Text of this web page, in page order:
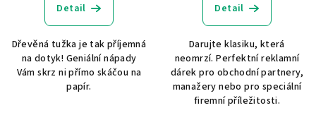
Detail
Dřevěná tužka je tak příjemná
na dotyk! Geniální nápady
Vám skrz ni přímo skáčou na
papír.
Detail
Darujte klasiku, která
neomrzí. Perfektní reklamní
dárek pro obchodní partnery,
manažery nebo pro speciální
firemní příležitosti.